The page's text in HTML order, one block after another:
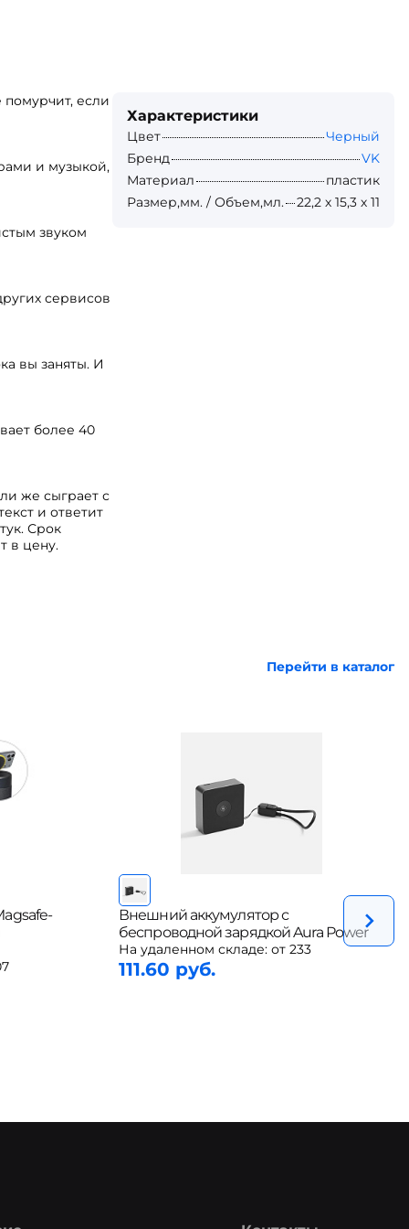
если
и музыкой,
звуком
сервисов
вы заняты. И
более 40
же сыграет с
и ответит
Срок
в цену.
Характеристики
Цвет
Черный
Бренд
VK
Материал
пластик
Размер,мм. / Объем,мл.
22,2 х 15,3 х 11
Перейти в каталог
Внешний аккумулятор с
беспроводной зарядкой Aura Power
На удаленном складе: от 233
111.60 руб.